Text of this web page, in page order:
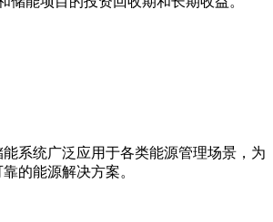
系统广泛应用于各类能源管理场景，为
的能源解决方案。